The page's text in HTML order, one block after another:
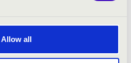
Allow allcsembalón, zongorán és
ban a Concerto Budapesttel a